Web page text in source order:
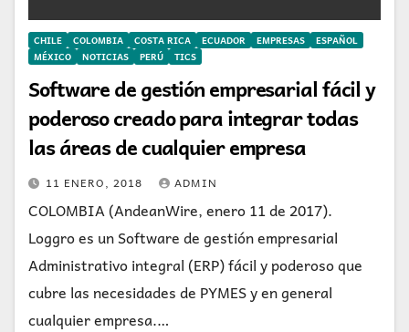
CHILE COLOMBIA COSTA RICA ECUADOR EMPRESAS
ESPAÑOL
MÉXICO
NOTICIAS PERÚ TICS
Software de gestión empresarial fácil y
poderoso creado para integrar todas
las áreas de cualquier empresa
11 ENERO, 2018 ADMIN
COLOMBIA (AndeanWire, enero 11 de 2017).
Loggro es un Software de gestión empresarial
Administrativo integral (ERP) fácil y poderoso que
cubre las necesidades de PYMES y en general
cualquier empresa.…